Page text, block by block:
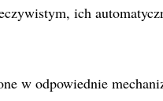
ich
w odpowiednie